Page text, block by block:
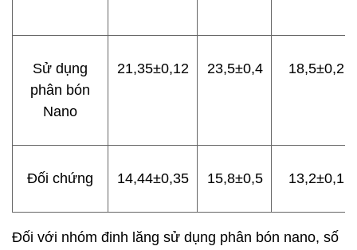
Sử dụng
phân bón
Nano
21,35±0,12 23,5±0,4 18,5±0,2
Đối chứng 14,44±0,35 15,8±0,5 13,2±0,1
Đối với nhóm đinh lăng sử dụng phân bón nano, số